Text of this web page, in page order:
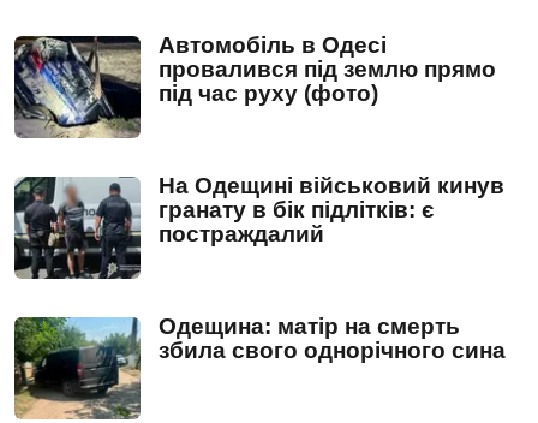
Автомобіль в Одесі
провалився під землю прямо
під час руху (фото)
На Одещині військовий кинув
гранату в бік підлітків: є
постраждалий
Одещина: матір на смерть
збила свого однорічного сина